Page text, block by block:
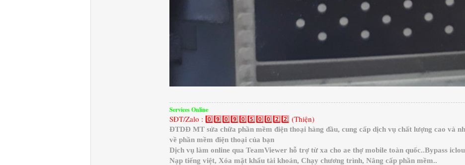
Services Online
SĐT/Zalo : 0️⃣9️⃣0️⃣9️⃣0️⃣5️⃣0️⃣0️⃣2️⃣2️⃣ (Thiện)
ĐTDĐ MT sửa chữa phần mềm điện thoại hàng đầu, cung cấp dịch vụ chất lượng cao và
về phần mềm điện thoại của bạn
Dịch vụ làm online qua TeamViewer hỗ trợ từ xa cho ae thợ mobile toàn quốc..Bypass
Nạp tiếng việt, Xóa mật khẩu tài khoản, Chạy chương trình, Nâng cấp phần mềm..